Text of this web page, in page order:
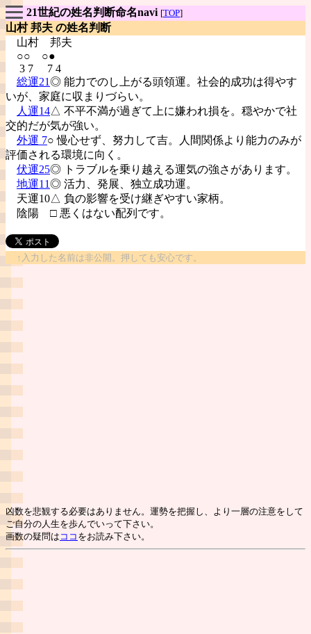
21世紀の姓名判断命名navi [TOP]
山村 邦夫 の姓名判断
山村 邦夫
○○ ○●
3 7 7 4
総運21◎ 能力でのし上がる頭領運。社会的成功は得やす
いが、家庭に収まりづらい。
人運14△ 不平不満が過ぎて上に嫌われ損を。穏やかで社
交的だが気が強い。
外運 7○ 慢心せず、努力して吉。人間関係より能力のみが
評価される環境に向く。
伏運25◎ トラブルを乗り越える運気の強さがあります。
地運11◎ 活力、発展、独立成功運。
天運10△ 負の影響を受け継ぎやすい家柄。
陰陽 □ 悪くはない配列です。
↑入力した名前は非公開。押しても安心です。
凶数を悲観する必要はありません。運勢を把握し、より一層の注意をして
ご自分の人生を歩んでいって下さい。
画数の疑問は ココ をお読み下さい。